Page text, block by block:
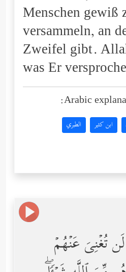
Menschen gewiß
versammeln, an
Zweifel gibt.
was Er
Arabic
ابن كثير الطبري
تُغۡنِیَ عَنۡهُمۡ